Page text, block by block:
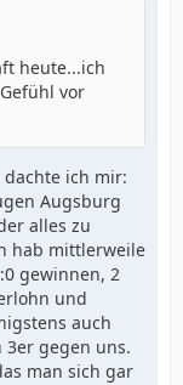
heute...ich
vor
dachte ich mir:
Augsburg
alles zu
hab mittlerweile
gewinnen, 2
und
auch
3er gegen uns.
man sich gar